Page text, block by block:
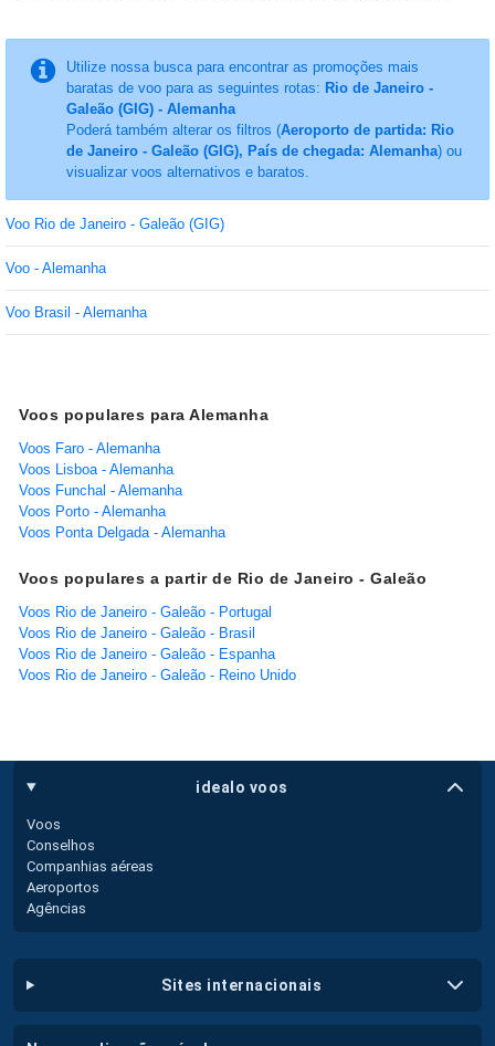
Utilize nossa busca para encontrar as promoções mais
baratas de voo para as seguintes rotas: Rio de Janeiro -
Galeão (GIG) - Alemanha
Poderá também alterar os filtros (Aeroporto de partida: Rio
de Janeiro - Galeão (GIG), País de chegada: Alemanha) ou
visualizar voos alternativos e baratos.
Voo Rio de Janeiro - Galeão (GIG)
Voo - Alemanha
Voo Brasil - Alemanha
Voos populares para Alemanha
Voos Faro - Alemanha
Voos Lisboa - Alemanha
Voos Funchal - Alemanha
Voos Porto - Alemanha
Voos Ponta Delgada - Alemanha
Voos populares a partir de Rio de Janeiro - Galeão
Voos Rio de Janeiro - Galeão - Portugal
Voos Rio de Janeiro - Galeão - Brasil
Voos Rio de Janeiro - Galeão - Espanha
Voos Rio de Janeiro - Galeão - Reino Unido
idealo voos
Voos
Conselhos
Companhias aéreas
Aeroportos
Agências
sites internacionais